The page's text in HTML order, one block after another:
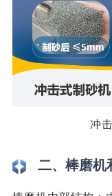
冲
二、棒磨机